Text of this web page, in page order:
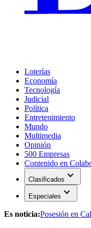
Loterías
Economía
Tecnología
Judicial
Política
Entretenimiento
Mundo
Multimedia
Opinión
500 Empresas
Contenido en
Clasificados expand_more
Especiales expand_more
Es noticia:Posesión en